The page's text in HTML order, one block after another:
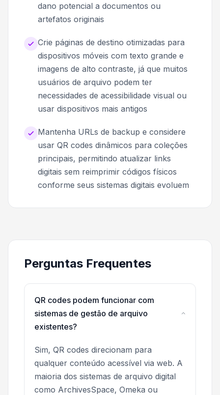
dano potencial a documentos ou
artefatos originais
Crie páginas de destino otimizadas para
dispositivos móveis com texto grande e
imagens de alto contraste, já que muitos
usuários de arquivo podem ter
necessidades de acessibilidade visual ou
usar dispositivos mais antigos
Mantenha URLs de backup e considere
usar QR codes dinâmicos para coleções
principais, permitindo atualizar links
digitais sem reimprimir códigos físicos
conforme seus sistemas digitais evoluem
Perguntas Frequentes
QR codes podem funcionar com
sistemas de gestão de arquivo
existentes?
Sim, QR codes direcionam para
qualquer conteúdo acessível via web. A
maioria dos sistemas de arquivo digital
como ArchivesSpace, Omeka ou